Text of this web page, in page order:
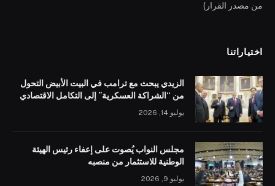
من مصدر القرار)
اختياراتنا
الزيدي يبحث مع ترامب في البيت الأبيض التحول
من “الشراكة العسكرية” إلى التكامل الاقتصادي
يوليو 14, 2026
مجلس النواب يُصوت على إعفاء رئيس الهيئة
الوطنية للاستثمار من منصبه
يوليو 9, 2026